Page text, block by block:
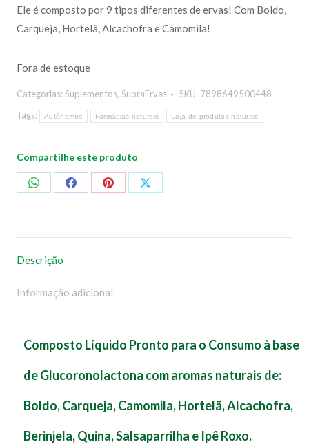
Ele é composto por 9 tipos diferentes de ervas! Com Boldo,
Carqueja, Hortelã, Alcachofra e Camomila!
Fora de estoque
Categorias: Suplementos, SupraErvas SKU: 7898649500448
Tags:
Autônomos Farmácias naturais Loja de produtos naturais
Compartilhe este produto
CompartilharCompartilharCompartilharCompartilhar
Descrição
Informação adicional
Composto Líquido Pronto para o Consumo à base
de Glucoronolactona com aromas naturais de:
Boldo, Carqueja, Camomila, Hortelã, Alcachofra,
Berinjela, Quina, Salsaparrilha e Ipê Roxo.